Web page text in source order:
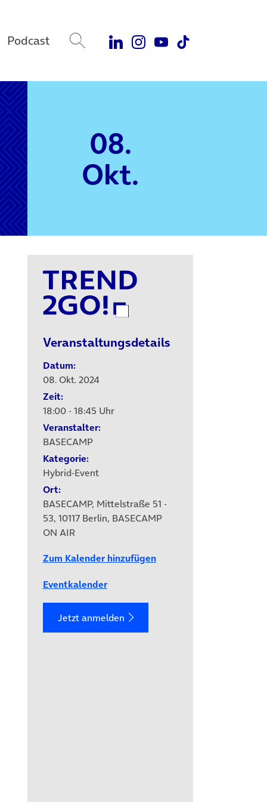
Podcast
08.
Okt.
Veranstaltungsdetails
Datum:
08. Okt. 2024
Zeit:
18:00 - 18:45 Uhr
Veranstalter:
BASECAMP
Kategorie:
Hybrid-Event
Ort:
BASECAMP, Mittelstraße 51 -
53, 10117 Berlin, BASECAMP
ON AIR
Zum Kalender hinzufügen
Eventkalender
Jetzt anmelden